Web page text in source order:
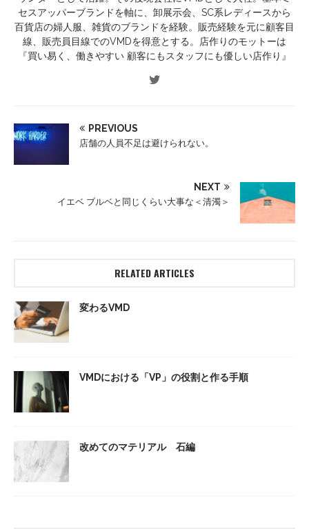
セスアッパーブランドを軸に、卸展示会、SC系レディースから
百貨店の婦人服、雑貨のブランドを経験。販売経験を元に顧客目
線、販売員目線でのVMDを得意とする。店作りのモットーは
『買い易く、働きやすい 顧客にもスタッフにも優しい店作り』
PREVIOUS
店舗の人員不足は避けられない。
NEXT
イエベ ブルベと同じくらい大事な＜清濁＞
RELATED ARTICLES
変わるVMD
VMDにおける「VP」の役割と作る手順
改めてのマテリアル 石編